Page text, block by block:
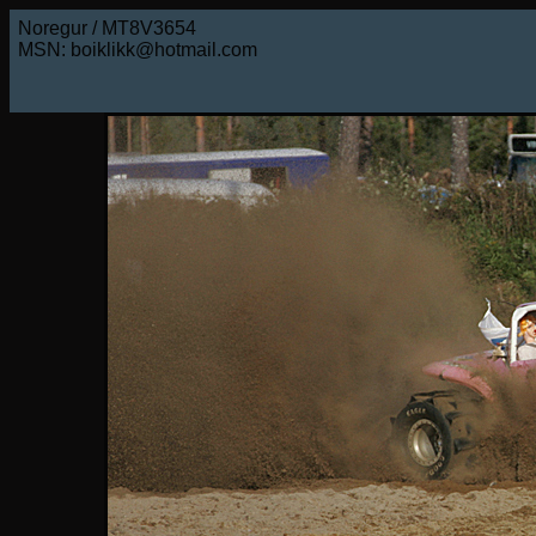
Noregur / MT8V3654
MSN: boiklikk@hotmail.com